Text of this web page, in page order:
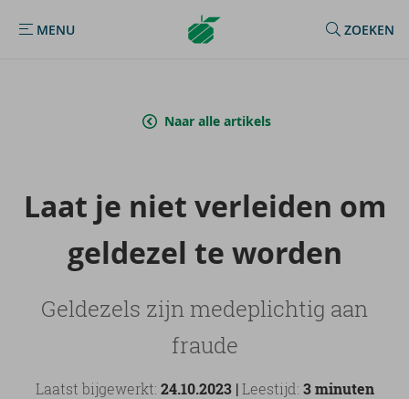
MENU
MENU
Argenta
Homepage
ZOEKEN
Naar alle artikels
Laat je niet ver­lei­den om
geld­ezel te wor­den
Geldezels zijn medeplichtig aan
fraude
Laatst bijgewerkt: 24.10.2023 |Leestijd: 3 minuten